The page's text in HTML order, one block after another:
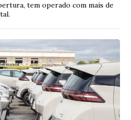
tem operado com mais de